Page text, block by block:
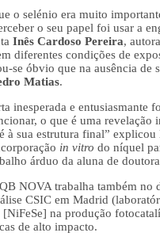
o selénio era muito
o seu papel foi usar a
Inês Cardoso Pereira,
diferentes condições de
se óbvio que na ausência de
Matias.
inesperada e entusiasmante
o que é uma revelação
à sua estrutura final” explicou
in vitro do níquel
árduo da aluna de
NOVA trabalha também no
CSIC em Madrid
[NiFeSe] na produção
de alto impacto.